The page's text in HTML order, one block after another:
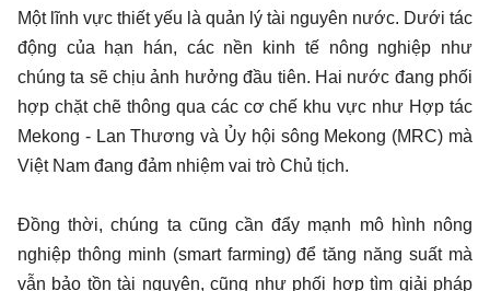
Một lĩnh vực thiết yếu là quản lý tài nguyên nước. Dưới tác
động của hạn hán, các nền kinh tế nông nghiệp như
chúng ta sẽ chịu ảnh hưởng đầu tiên. Hai nước đang phối
hợp chặt chẽ thông qua các cơ chế khu vực như Hợp tác
Mekong - Lan Thương và Ủy hội sông Mekong (MRC) mà
Việt Nam đang đảm nhiệm vai trò Chủ tịch.
Đồng thời, chúng ta cũng cần đẩy mạnh mô hình nông
nghiệp thông minh (smart farming) để tăng năng suất mà
vẫn bảo tồn tài nguyên, cũng như phối hợp tìm giải pháp